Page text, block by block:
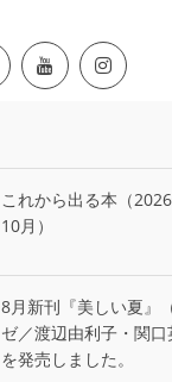
これから出る本（
10月）
8月新刊『美しい夏』
ゼ／渡辺由利子・関口
を発売しました。